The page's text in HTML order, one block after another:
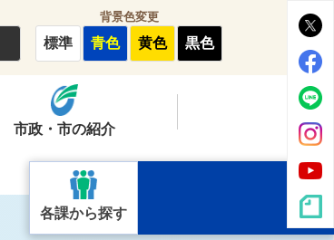
背景色変更
標準 青色 黄色 黒色
市政・市の紹介
各課から探す